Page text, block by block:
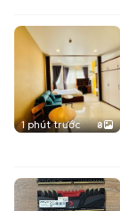
1 phút trước 8